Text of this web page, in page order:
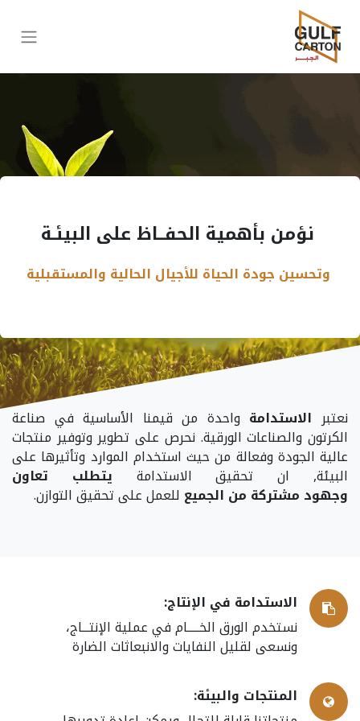
نؤمن بأهمية الحفــاظ على البيئـة
وتحسين جودة الحياة للأجيال الحالية والمستقبلية
نعتبر الاستدامة واحدة من قيمنا الأساسية في صناعة
الكرتون والصناعات الورقية. نحرص على تطوير وتوفير منتجات
عالية الجودة وفعالة من حيث استخدام الموارد وتأثيرها على
البيئة, ان تحقيق الاستدامة يتطلب تعاون
وجهود مشتركة من الجميع للعمل على تحقيق التوازن.
الاستدامة في الإنتاج:
نستخدم الورق الخـــــام في عملية الإنتـــاج،
ونسعى لقليل النفايات والانبعاثات الضارة
المنتجات والبيئة: